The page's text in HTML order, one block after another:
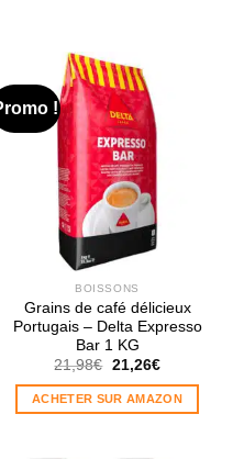
!
BOISSONS
Grains de café délicieux
Portugais – Delta Expresso
Bar 1 KG
21,98€ Le
initial
était :
21,26€Le
actuel
est :
ACHETER SUR AMAZON